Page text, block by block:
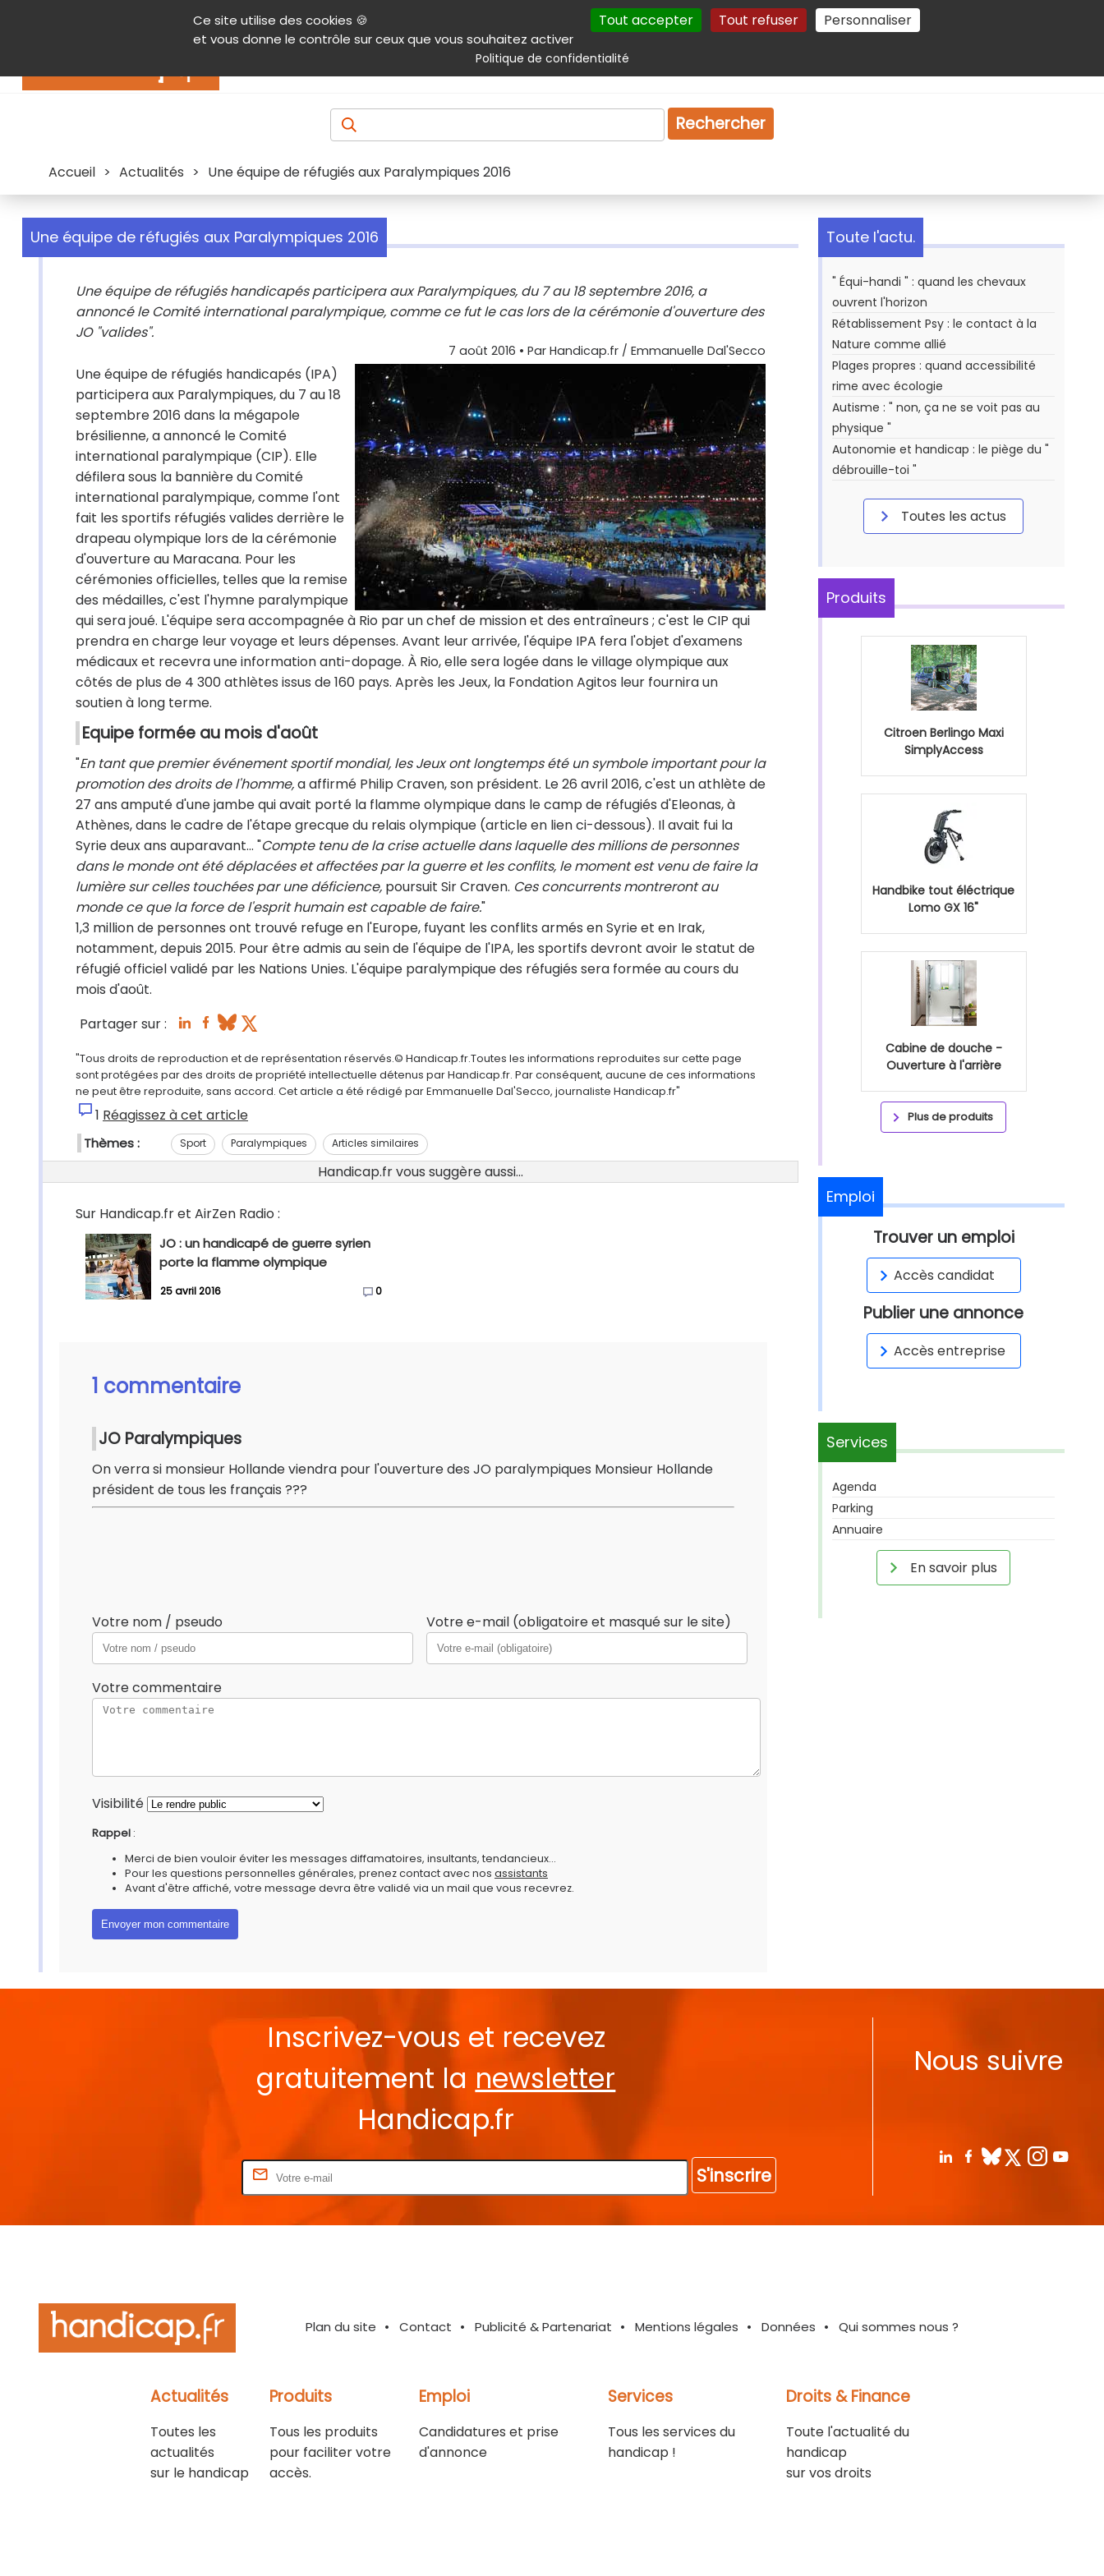
Ce site utilise des cookies 🍪
et vous donne le contrôle sur ceux que vous souhaitez activer
Tout accepter Tout refuser Personnaliser
Politique de confidentialité
Contenu Aide et accessibilité Menu principal Autres services Plan du site Gestion des cookies
Produits & services Emploi Droit
Rechercher
Accueil > Actualités > Une équipe de réfugiés aux Paralympiques 2016
Une équipe de réfugiés aux Paralympiques 2016
Une équipe de réfugiés handicapés participera aux Paralympiques, du 7 au 18 septembre 2016, a
annoncé le Comité international paralympique, comme ce fut le cas lors de la cérémonie d'ouverture des
JO "valides".
7 août 2016 • Par Handicap.fr / Emmanuelle Dal'Secco
Une équipe de réfugiés handicapés (IPA)
participera aux Paralympiques, du 7 au 18
septembre 2016 dans la mégapole
brésilienne, a annoncé le Comité
international paralympique (CIP). Elle
défilera sous la bannière du Comité
international paralympique, comme l'ont
fait les sportifs réfugiés valides derrière le
drapeau olympique lors de la cérémonie
d'ouverture au Maracana. Pour les
cérémonies officielles, telles que la remise
des médailles, c'est l'hymne paralympique
qui sera joué. L'équipe sera accompagnée à Rio par un chef de mission et des entraîneurs ; c'est le CIP qui
prendra en charge leur voyage et leurs dépenses. Avant leur arrivée, l'équipe IPA fera l'objet d'examens
médicaux et recevra une information anti-dopage. À Rio, elle sera logée dans le village olympique aux
côtés de plus de 4 300 athlètes issus de 160 pays. Après les Jeux, la Fondation Agitos leur fournira un
soutien à long terme.
Equipe formée au mois d'août
"En tant que premier événement sportif mondial, les Jeux ont longtemps été un symbole important pour la
promotion des droits de l'homme,a affirmé Philip Craven, son président. Le 26 avril 2016, c'est un athlète de
27 ans amputé d'une jambe qui avait porté la flamme olympique dans le camp de réfugiés d'Eleonas, à
Athènes, dans le cadre de l'étape grecque du relais olympique (article en lien ci-dessous). Il avait fui la
Syrie deux ans auparavant... "Compte tenu de la crise actuelle dans laquelle des millions de personnes
dans le monde ont été déplacées et affectées par la guerre et les conflits, le moment est venu de faire la
lumière sur celles touchées par une déficience, poursuit Sir Craven. Ces concurrents montreront au
monde ce que la force de l'esprit humain est capable de faire."
1,3 million de personnes ont trouvé refuge en l'Europe, fuyant les conflits armés en Syrie et en Irak,
notamment, depuis 2015. Pour être admis au sein de l'équipe de l'IPA, les sportifs devront avoir le statut de
réfugié officiel validé par les Nations Unies. L'équipe paralympique des réfugiés sera formée au cours du
mois d'août.
Partager sur :
"Tous droits de reproduction et de représentation réservés.© Handicap.fr.Toutes les informations reproduites sur cette page
sont protégées par des droits de propriété intellectuelle détenus par Handicap.fr. Par conséquent, aucune de ces informations
ne peut être reproduite, sans accord. Cet article a été rédigé par Emmanuelle Dal'Secco, journaliste Handicap.fr"
1 Réagissez à cet article
Thèmes : Sport Paralympiques Articles similaires
Handicap.fr vous suggère aussi...
Sur Handicap.fr et AirZen Radio :
JO : un handicapé de guerre syrien
porte la flamme olympique
25 avril 2016 0
1 commentaire
JO Paralympiques
On verra si monsieur Hollande viendra pour l'ouverture des JO paralympiques Monsieur Hollande
président de tous les français ???
Votre nom / pseudo Votre e-mail (obligatoire et masqué sur le site)
Votre commentaire
Visibilité
Rappel :
Merci de bien vouloir éviter les messages diffamatoires, insultants, tendancieux...
Pour les questions personnelles générales, prenez contact avec nos assistants
Avant d'être affiché, votre message devra être validé via un mail que vous recevrez.
Toute l'actu.
" Équi-handi " : quand les chevaux
ouvrent l'horizon
Rétablissement Psy : le contact à la
Nature comme allié
Plages propres : quand accessibilité
rime avec écologie
Autisme : " non, ça ne se voit pas au
physique "
Autonomie et handicap : le piège du "
débrouille-toi "
Toutes les actus
Produits
Citroen Berlingo Maxi
SimplyAccess
Handbike tout éléctrique
Lomo GX 16"
Cabine de douche -
Ouverture à l'arrière
Plus de produits
Emploi
Trouver un emploi
Accès candidat
Publier une annonce
Accès entreprise
Services
Agenda
Parking
Annuaire
En savoir plus
Inscrivez-vous et recevez
gratuitement la newsletter
Handicap.fr
S'inscrire
Nous suivre
Plan du site Contact Publicité & Partenariat Mentions légales Données Qui sommes nous ?
Actualités
Toutes les
actualités
sur le handicap
Produits
Tous les produits
pour faciliter votre
accès.
Emploi
Candidatures et prise
d'annonce
Services
Tous les services du
handicap !
Droits & Finance
Toute l'actualité du
handicap
sur vos droits